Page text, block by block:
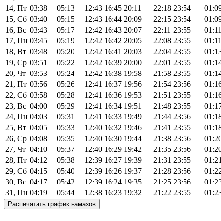
14, Пт 03:38 05:13 12:43 16:45 20:11 22:18 23:54
15, Сб 03:40 05:15 12:43 16:44 20:09 22:15 23:54
16, Вс 03:43 05:17 12:42 16:43 20:07 22:11 23:55
01:11
17, Пн 03:45 05:19 12:42 16:42 20:05 22:08 23:55
01:11
18, Вт 03:48 05:20 12:42 16:41 20:03 22:04 23:55
19, Ср 03:51 05:22 12:42 16:39 20:00 22:01 23:55
20, Чт 03:53 05:24 12:42 16:38 19:58 21:58 23:55
21, Пт 03:56 05:26 12:41 16:37 19:56 21:54 23:56
22, Сб 03:58 05:28 12:41 16:36 19:53 21:51 23:55
23, Вс 04:00 05:29 12:41 16:34 19:51 21:48 23:55
24, Пн 04:03 05:31 12:41 16:33 19:49 21:44 23:56
25, Вт 04:05 05:33 12:40 16:32 19:46 21:41 23:55
26, Ср 04:08 05:35 12:40 16:30 19:44 21:38 23:56
27, Чт 04:10 05:37 12:40 16:29 19:42 21:35 23:56
28, Пт 04:12 05:38 12:39 16:27 19:39 21:31 23:55
01:21
29, Сб 04:15 05:40 12:39 16:26 19:37 21:28 23:56
30, Вс 04:17 05:42 12:39 16:24 19:35 21:25 23:56
31, Пн 04:19 05:44 12:38 16:23 19:32 21:22 23:55
Распечатать график намазов